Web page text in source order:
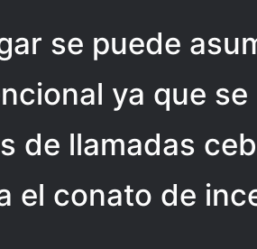
se puede
ya que
de llamadas
el conato de